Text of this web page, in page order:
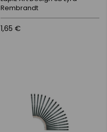
Rembrandt
1,65 €